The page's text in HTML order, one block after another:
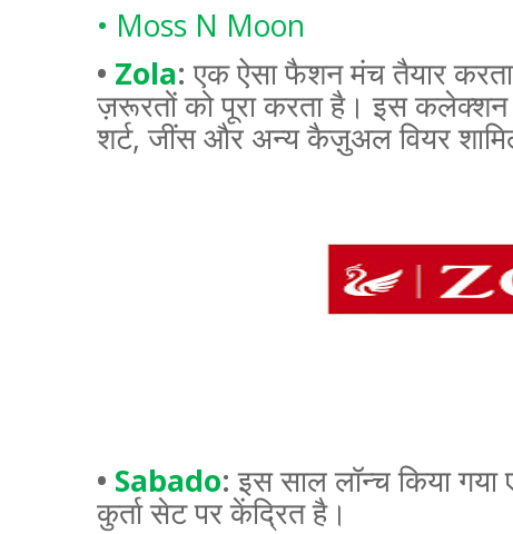
• Moss N Moon
• Zola: एक ऐसा फैशन मंच तैयार
ज़रूरतों को पूरा करता है। इस कलेक्शन
शर्ट,जींस और अन्य कैज़ुअल वियर
• Sabado: इस साल लॉन्च किया गया
कुर्ता सेट पर केंद्रित है।